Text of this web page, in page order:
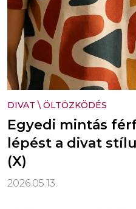
DIVAT \ ÖLTÖZKÖDÉS
Egyedi mintás
lépést a divat
(X)
2026.05.13.